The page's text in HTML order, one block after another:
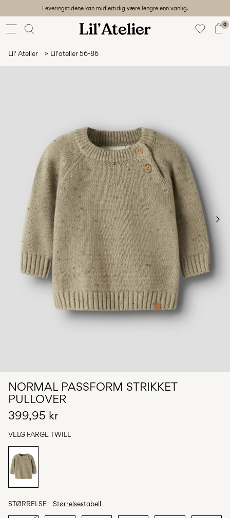
Leveringstidene kan midlertidig være lengre enn vanlig.
0
Baby
Gutt 92-128
Logg
Spørsmål?
Om
oss
Lil' Atelier Lil'atelier 56-86
NORMAL PASSFORM STRIKKET
PULLOVER
399,95 kr
VELG FARGETWILL
STØRRELSE Størrelsestabell